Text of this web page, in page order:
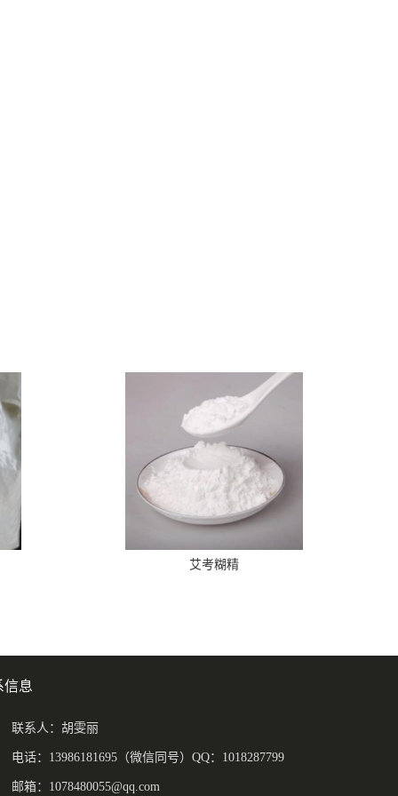
艾考糊精
信息
联系人：胡雯丽
电话：13986181695（微信同号）QQ：1018287799
邮箱： 1078480055@qq.com